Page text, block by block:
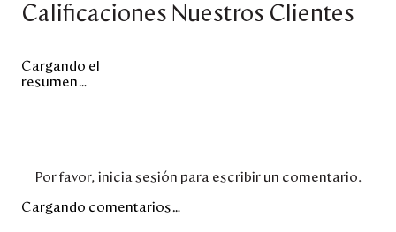
Calificaciones Nuestros Clientes
Cargando el
resumen…
Por favor, inicia sesión para escribir un comentario.
Cargando comentarios…